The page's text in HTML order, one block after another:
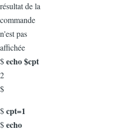
résultat de la
commande
n'est pas
affichée
$echo $cpt
2
$
$cpt=1
$echo